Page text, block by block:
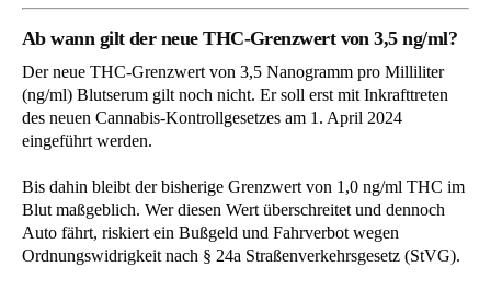
Ab wann gilt der neue THC-Grenzwert von 3,5 ng/ml?
Der neue THC-Grenzwert von 3,5 Nanogramm pro Milliliter
(ng/ml) Blutserum gilt noch nicht. Er soll erst mit Inkrafttreten
des neuen Cannabis-Kontrollgesetzes am 1. April 2024
eingeführt werden.
Bis dahin bleibt der bisherige Grenzwert von 1,0 ng/ml THC im
Blut maßgeblich. Wer diesen Wert überschreitet und dennoch
Auto fährt, riskiert ein Bußgeld und Fahrverbot wegen
Ordnungswidrigkeit nach § 24a Straßenverkehrsgesetz (StVG).